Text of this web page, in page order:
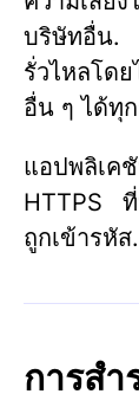
บริษัทอื่น.
รั่วไหลโด
อื่น ๆ ได้ทุ
แอปพลิเ
HTTPS
ถูกเข้ารหัส.
การสำ